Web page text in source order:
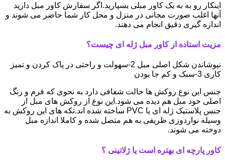
اینکار رو به به یک کاور مبلی بسپارید.اگر سفارش کاور مبل دارید
آنها اغلب صورت مجانی در منزل و محل کار شما حاضر می شوند و
اندازه گیری دقیق انجام می دهند.
مزیت استاده از کاور مبل ژله ای چیست؟
نپوشاندن شکل اصلی مبل 2-سهولت و راحتی در پاک کردن و تمیز
کاری 3-سبک و کم جا بودن
جنس این نوع روکش ها حالت شفافی دارد به نحوی که فرم و رنگ
اصلی خود مبل هم دیده می شود.این نوع از روکش های مبل از
جنس پلاستیک ژله ای یا PVC ساخته شده اند.تکه های این روکش به
وسیله نواردوزی ظریفی به هم متصل شده و کاملا اندازه مبل
دوخته می شوند.
کاور پارچه ای بهتره است یا ژلاتینی ؟